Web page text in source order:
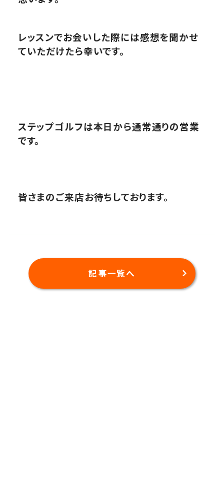
レッスンでお会いした際には感想を聞かせ
ていただけたら幸いです。
ステップゴルフは本日から通常通りの営業
です。
皆さまのご来店お待ちしております。
記事一覧へ